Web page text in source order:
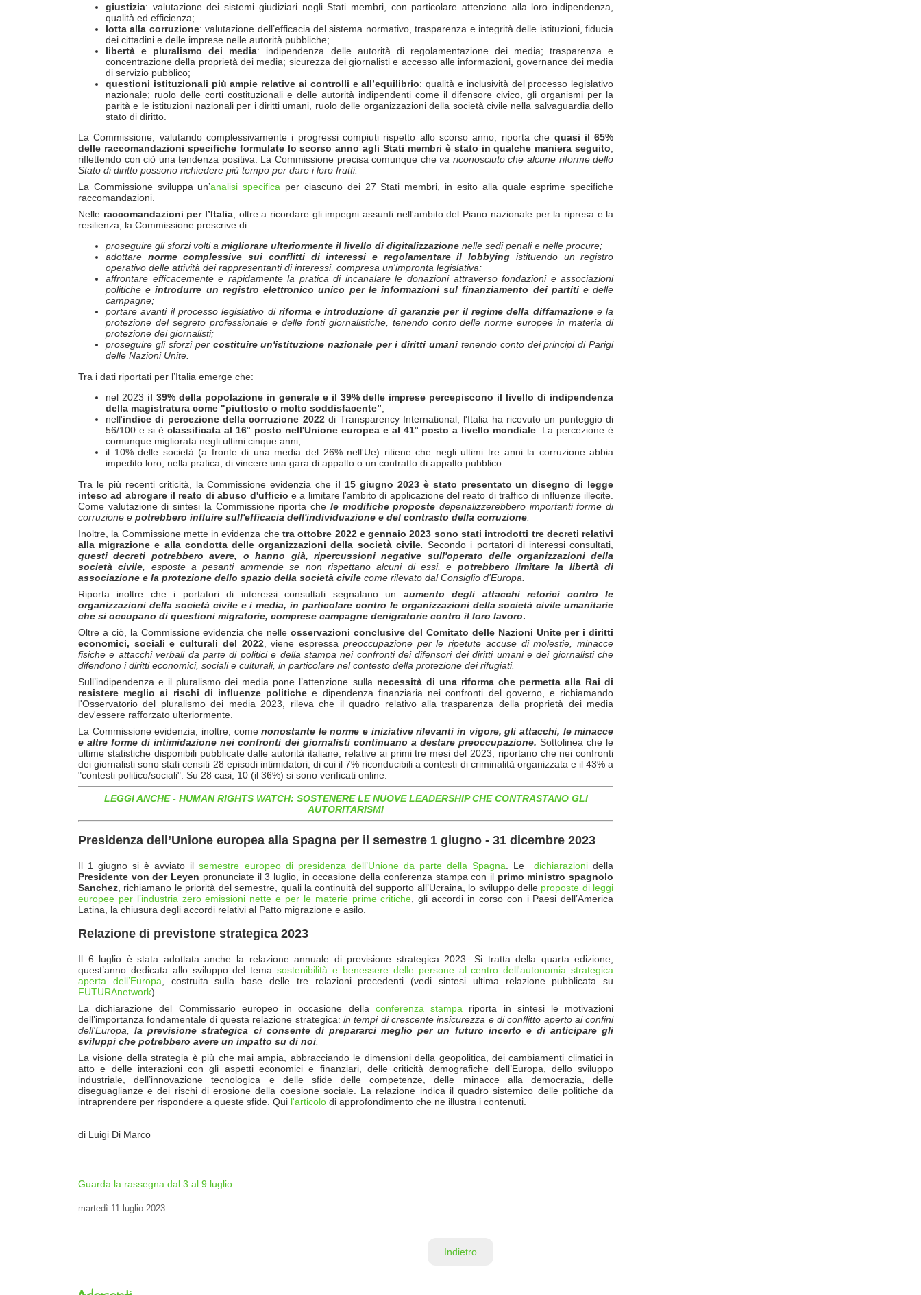
giustizia: valutazione dei sistemi giudiziari negli Stati membri, con particolare attenzione alla loro indipendenza,
qualità ed efficienza;
lotta alla corruzione: valutazione dell’efficacia del sistema normativo, trasparenza e integrità delle istituzioni, fiducia
dei cittadini e delle imprese nelle autorità pubbliche;
libertàe pluralismo dei media: indipendenza delle autorità di regolamentazione dei media; trasparenza e
concentrazione della proprietà dei media; sicurezza dei giornalisti e accesso alle informazioni, governance dei media
di servizio pubblico;
questioni istituzionali più ampie relative ai controlli e all’equilibrio: qualità e inclusività del processo legislativo
nazionale; ruolo delle corti costituzionali e delle autorità indipendenti come il difensore civico, gli organismi per la
parità e le istituzioni nazionali per i diritti umani, ruolo delle organizzazioni della società civile nella salvaguardia dello
stato di diritto.
La Commissione, valutando complessivamente i progressi compiuti rispetto allo scorso anno, riporta che quasi il 65%
delle raccomandazioni specifiche formulate lo scorso anno agli Stati membri è stato in qualche maniera seguito
riflettendo con ciò una tendenza positiva. La Commissione precisa comunque cheva riconosciuto che alcune riforme dello
Stato di diritto possono richiedere più tempo per dare i loro frutti.
La Commissione sviluppa un’analisi specifica per ciascuno dei 27 Stati membri, in esito alla quale esprime specifiche
raccomandazioni.
Nelle raccomandazioni per l’Italia , oltre a ricordare gli impegni assunti nell'ambito del Piano nazionale per la ripresa e la
resilienza, la Commissione prescrive di:
proseguire gli sforzi volti a migliorare ulteriormente il livello di digitalizzazione nelle sedi penali e nelle procure;
adottare norme complessive sui conflitti di interessi e regolamentare il lobbying istituendo un registro
operativo delle attività dei rappresentanti di interessi, compresa un'impronta legislativa;
affrontare efficacemente e rapidamente la pratica di incanalare le donazioni attraverso fondazioni e associazioni
politiche eintrodurre un registro elettronico unico per le informazioni sul finanziamento dei partitie delle
campagne;
portare avanti il processo legislativo di riforma e introduzione di garanzie per il regime della diffamazionee la
protezione del segreto professionale e delle fonti giornalistiche, tenendo conto delle norme europee in materia di
protezione dei giornalisti;
proseguire gli sforzi per costituire un'istituzione nazionale per i diritti umanitenendo conto dei principi di Parigi
delle Nazioni Unite.
Tra i dati riportati per l’Italia emerge che:
nel 2023 il 39% della popolazione in generale e il 39% delle imprese percepiscono il livello di indipendenza
della magistratura come "piuttosto o molto soddisfacente”;
nell'indice di percezione della corruzione 2022di Transparency International, l'Italia ha ricevuto un punteggio di
56/100 e si è classificata al 16° posto nell'Unione europea e al 41° posto a livello mondiale . La percezione è
comunque migliorata negli ultimi cinque anni;
il 10% delle società (a fronte di una media del 26% nell'Ue) ritiene che negli ultimi tre anni la corruzione abbia
impedito loro, nella pratica, di vincere una gara di appalto o un contratto di appalto pubblico.
Tra le più recenti criticità, la Commissione evidenzia che il 15 giugno 2023 è stato presentato un disegno di legge
inteso ad abrogare il reato di abuso d'ufficio e a limitare l'ambito di applicazione del reato di traffico di influenze illecite.
Come valutazione di sintesi la Commissione riporta che le modifiche proposte depenalizzerebbero importanti forme di
corruzione e potrebbero influire sull'efficacia dell'individuazione e del contrasto della corruzione
Inoltre, la Commissione mette in evidenza che tra ottobre 2022 e gennaio 2023 sono stati introdotti tre decreti relativi
alla migrazione e alla condotta delle organizzazioni della società civile.Secondo i portatori di interessi consultati,
questi decreti potrebbero avere, o hanno già, ripercussioni negative sull'operato delle organizzazioni della
societàcivile , esposte a pesanti ammende se non rispettano alcuni di essi, e potrebbero limitare la libertàdi
associazione e la protezione dello spazio della società civile come rilevato dal Consiglio d’Europa.
Riporta inoltre che i portatori di interessi consultati segnalano un aumento degli attacchi retorici contro le
organizzazioni della società civile e i media, in particolare contro le organizzazioni della societàcivile umanitarie
che si occupano di questioni migratorie, comprese campagne denigratorie contro il loro lavoro.
Oltre a ciò, la Commissione evidenzia che nelleosservazioni conclusive del Comitato delle Nazioni Unite per i diritti
economici, sociali e culturali del 2022, viene espressa preoccupazione per le ripetute accuse di molestie, minacce
fisiche e attacchi verbali da parte di politici e della stampa nei confronti dei difensori dei diritti umani e dei giornalisti che
difendono i diritti economici, sociali e culturali, in particolare nel contesto della protezione dei rifugiati.
Sull’indipendenza e il pluralismo dei media pone l’attenzione sulla necessità di una riforma che permetta alla Rai di
resistere meglio ai rischi di influenze politiche e dipendenza finanziaria nei confronti del governo, e richiamando
l'Osservatorio del pluralismo dei media 2023, rileva che il quadro relativo alla trasparenza della proprietà dei media
dev'essere rafforzato ulteriormente.
La Commissione evidenzia, inoltre, comenonostante le norme e iniziative rilevanti in vigore, gli attacchi, le minacce
e altre forme di intimidazione nei confronti dei giornalisti continuano a destare preoccupazione.Sottolinea che le
ultime statistiche disponibili pubblicate dalle autorità italiane, relative ai primi tre mesi del 2023, riportano che nei confronti
dei giornalisti sono stati censiti 28 episodi intimidatori, di cui il 7% riconducibili a contesti di criminalità organizzata e il 43% a
"contesti politico/sociali". Su 28 casi, 10 (il 36%) si sono verificati online.
LEGGI ANCHE - HUMAN RIGHTS WATCH: SOSTENERE LE NUOVE LEADERSHIP CHE CONTRASTANO GLI
AUTORITARISMI
Presidenza dell’Unione europea alla Spagna per il semestre 1 giugno - 31 dicembre 2023
Il 1 giugno si è avviato ilsemestre europeo di presidenza dell’Unione da parte della Spagna . Ledichiarazioni della
Presidente von der Leyen pronunciate il 3 luglio, in occasione della conferenza stampa con il primo ministro spagnolo
Sanchez , richiamano le priorità del semestre, quali la continuità del supporto all’Ucraina, lo sviluppo delle proposte di leggi
europee per l’industria zero emissioni nette e per le materie prime critiche , gli accordi in corso con i Paesi dell’America
Latina, la chiusura degli accordi relativi al Patto migrazione e asilo.
Relazione di previstone strategica 2023
Il 6 luglio è stata adottata anche la relazione annuale di previsione strategica 2023. Si tratta della quarta edizione,
quest’anno dedicata allo sviluppo del temasostenibilità e benessere delle persone al centro dell'autonomia strategica
aperta dell’Europa , costruita sulla base delle tre relazioni precedenti (vedi sintesi ultima relazione pubblicata su
FUTURAnetwork).
La dichiarazione del Commissario europeo in occasione della conferenza stampa riporta in sintesi le motivazioni
dell’importanza fondamentale di questa relazione strategica: in tempi di crescente insicurezza e di conflitto aperto ai confini
dell'Europa,la previsione strategica ci consente di prepararci meglio per un futuro incerto e di anticipare gli
sviluppi che potrebbero avere un impatto su di noi
La visione della strategia è più che mai ampia, abbracciando le dimensioni della geopolitica, dei cambiamenti climatici in
atto e delle interazioni con gli aspetti economici e finanziari, delle criticità demografiche dell’Europa, dello sviluppo
industriale, dell’innovazione tecnologica e delle sfide delle competenze, delle minacce alla democrazia, delle
diseguaglianze e dei rischi di erosione della coesione sociale. La relazione indica il quadro sistemico delle politiche da
intraprendere per rispondere a queste sfide. Qui l'articolo di approfondimento che ne illustra i contenuti.
di Luigi Di Marco
Guarda la rassegna dal 3 al 9 luglio
martedì 11 luglio 2023
Indietro